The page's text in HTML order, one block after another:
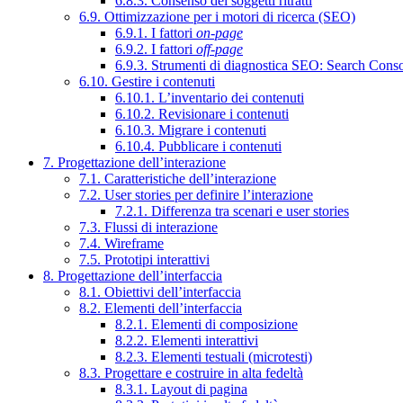
6.9. Ottimizzazione per i motori di ricerca (SEO)
6.9.1. I fattori on-page
6.9.2. I fattori off-page
6.9.3. Strumenti di diagnostica SEO: Search
6.10. Gestire i contenuti
6.10.1. L’inventario dei contenuti
6.10.2. Revisionare i contenuti
6.10.3. Migrare i contenuti
6.10.4. Pubblicare i contenuti
7. Progettazione dell’interazione
7.1. Caratteristiche dell’interazione
7.2. User stories per definire l’interazione
7.2.1. Differenza tra scenari e user stories
7.3. Flussi di interazione
7.4. Wireframe
7.5. Prototipi interattivi
8. Progettazione dell’interfaccia
8.1. Obiettivi dell’interfaccia
8.2. Elementi dell’interfaccia
8.2.1. Elementi di composizione
8.2.2. Elementi interattivi
8.2.3. Elementi testuali (microtesti)
8.3. Progettare e costruire in alta fedeltà
8.3.1. Layout di pagina